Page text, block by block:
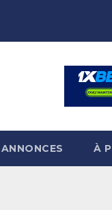
ANNONCES À